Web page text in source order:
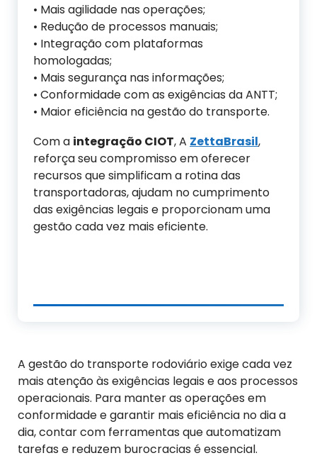
• Mais agilidade nas operações;
• Redução de processos manuais;
• Integração com plataformas
homologadas;
• Mais segurança nas informações;
• Conformidade com as exigências da ANTT;
• Maior eficiência na gestão do transporte.
Com a integração CIOT, A ZettaBrasil,
reforça seu compromisso em oferecer
recursos que simplificam a rotina das
transportadoras, ajudam no cumprimento
das exigências legais e proporcionam uma
gestão cada vez mais eficiente.
A gestão do transporte rodoviário exige cada vez
mais atenção às exigências legais e aos processos
operacionais. Para manter as operações em
conformidade e garantir mais eficiência no dia a
dia, contar com ferramentas que automatizam
tarefas e reduzem burocracias é essencial.